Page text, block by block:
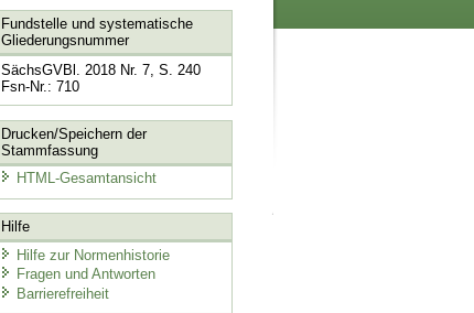
Fundstelle und systematische
Gliederungsnummer
SächsGVBl. 2018 Nr. 7, S. 240
Fsn-Nr.: 710
Drucken/Speichern der
Stammfassung
HTML-Gesamtansicht
Hilfe
Hilfe zur Normenhistorie
Fragen und Antworten
Barrierefreiheit